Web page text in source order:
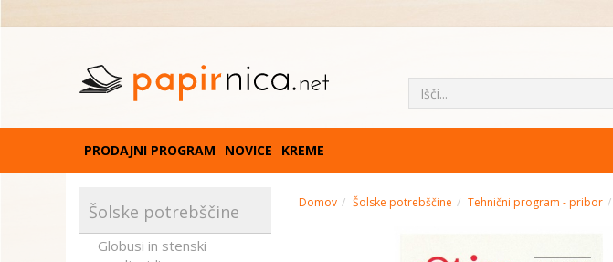
PRODAJNI PROGRAM NOVICE KREME
Šolske potrebščine
Globusi in stenski
Domov Šolske potrebščine Tehnični program - pribor